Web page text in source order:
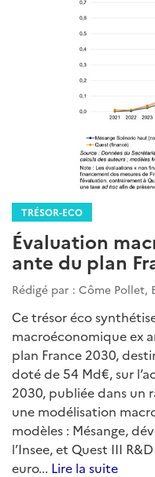
TRÉSOR-ECO
Évaluation
ante du plan
Rédigé par : Côme Pollet,
Ce trésor éco
macroéconomique ex
plan France 2030,
doté de 54 Md€, sur
2030, publiée dans un
une modélisation
modèles : Mésange,
l’Insee, et Quest III
euro... Lire la suite